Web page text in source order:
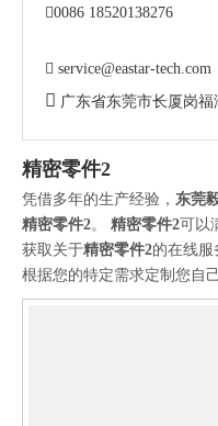
0086 18520138276
 service@eastar-tech.com
 广东省东莞市长厦岗
精密零件2
凭借多年的生产经验， 东莞
精密零件2。 精密零件2可以
获取关于精密零件2的在线服
根据您的特定需求定制您自